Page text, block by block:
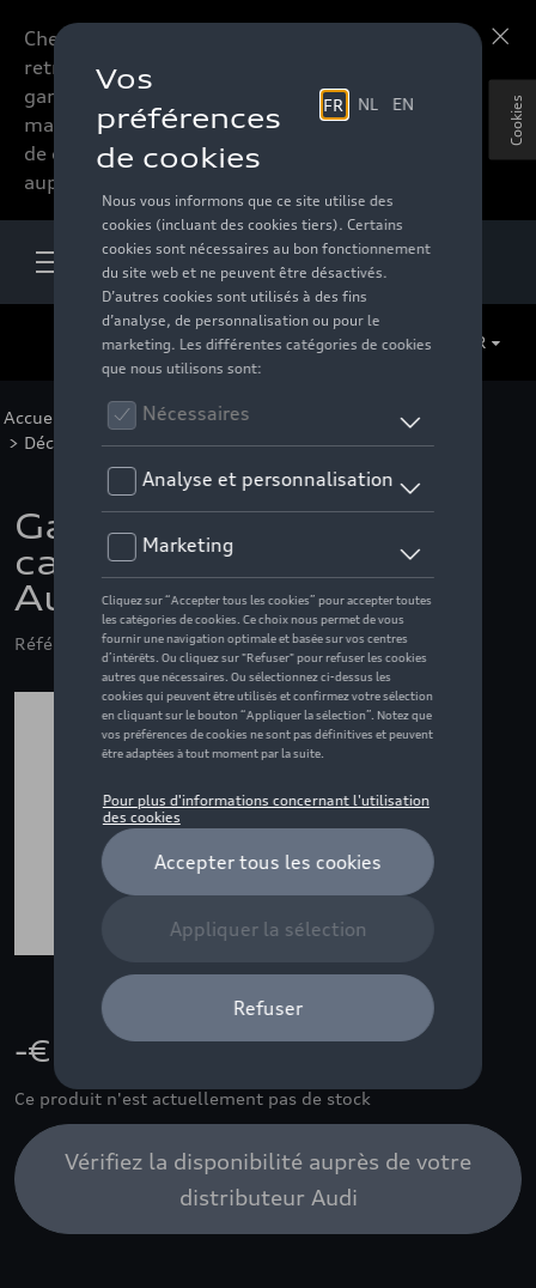
Chers accessoires-lovers,
retrouvez dorénavant toute la
gamme d’accessoires de votre
marque préférée sous forme
de catalogue à commander
auprès de votre distributeur.
FR
Accueil Pour votre Audi >
> Décors de design extérieur > Détail
Garniture de porte en
carbone avec anneaux
Audi gris, l'arrière
Référence: 4M8071004A 3Q0
-€
Ce produit n'est actuellement pas de stock
Vérifiez la disponibilité auprès de votre
distributeur Audi
Cookies